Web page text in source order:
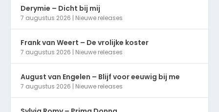
Derymie – Dicht bij mij
7 augustus 2026 | Nieuwe releases
Frank van Weert – De vrolijke koster
7 augustus 2026 | Nieuwe releases
August van Engelen – Blijf voor eeuwig bij me
7 augustus 2026 | Nieuwe releases